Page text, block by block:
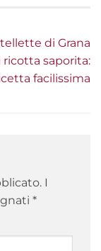
di Grana
ricotta saporita:
facilissima
I
*